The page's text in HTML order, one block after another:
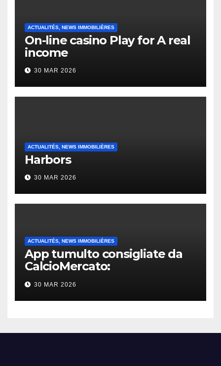
ACTUALITÉS, NEWS IMMOBILIÈRES
On-line casino Play for A real
income
30 MAR 2026
ACTUALITÉS, NEWS IMMOBILIÈRES
Harbors
30 MAR 2026
ACTUALITÉS, NEWS IMMOBILIÈRES
App tumulto consigliate da
CalcioMercato:
considerazione di gennaio
2026
30 MAR 2026